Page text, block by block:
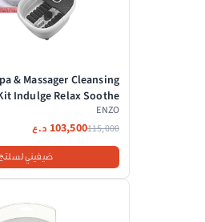
& Massager Cleansing
جهاز تدليك الاقدام
ENZO
115,000
103,500 د.ع
ضيفيني